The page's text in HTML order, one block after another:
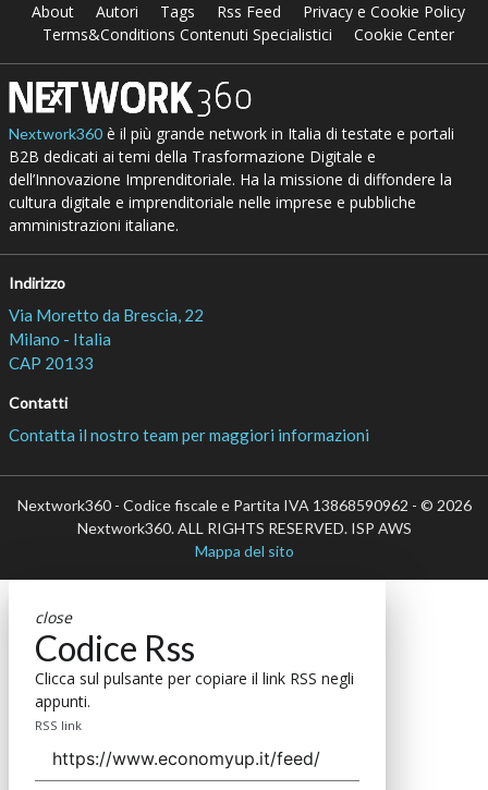
About Autori Tags Rss Feed
Privacy e Cookie Policy
Terms&Conditions Contenuti Specialistici
Cookie Center
Nextwork360è il più grande network in Italia di testate e portali
B2B dedicati ai temi della Trasformazione Digitale e
dell’Innovazione Imprenditoriale. Ha la missione di diffondere la
cultura digitale e imprenditoriale nelle imprese e pubbliche
amministrazioni italiane.
Indirizzo
Via Moretto da Brescia, 22
Milano - Italia
CAP 20133
Contatti
Contatta il nostro team per maggiori informazioni
Nextwork360 - Codice fiscale e Partita IVA 13868590962 - © 2026
Nextwork360. ALL RIGHTS RESERVED. ISP AWS
Mappa del sito
close
Codice Rss
Clicca sul pulsante per copiare il link RSS negli
appunti.
RSS link